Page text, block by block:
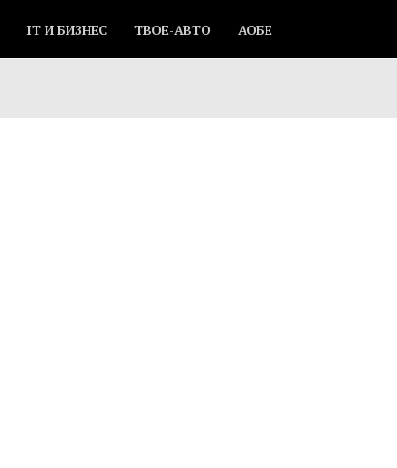
IT И БИЗНЕС ТВОЕ-АВТО АОБЕ